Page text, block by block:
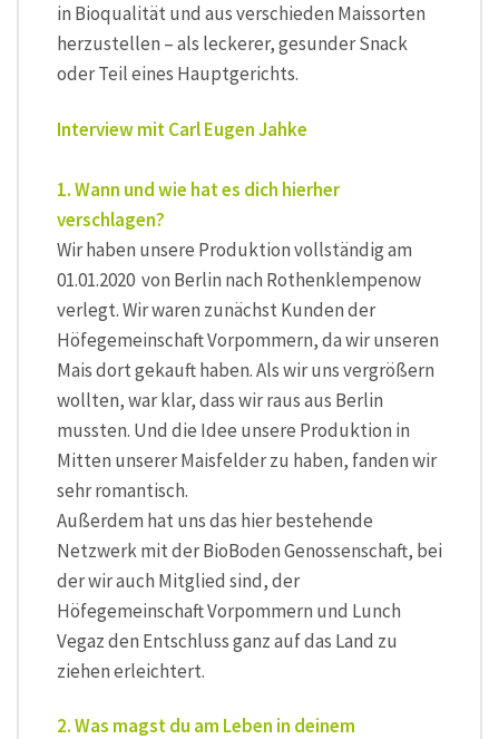
in Bioqualität und aus verschieden Maissorten
herzustellen – als leckerer, gesunder Snack
oder Teil eines Hauptgerichts.
Interview mit Carl Eugen Jahke
1. Wann und wie hat es dich hierher
verschlagen?
Wir haben unsere Produktion vollständig am
01.01.2020 von Berlin nach Rothenklempenow
verlegt. Wir waren zunächst Kunden der
Höfegemeinschaft Vorpommern, da wir unseren
Mais dort gekauft haben. Als wir uns vergrößern
wollten, war klar, dass wir raus aus Berlin
mussten. Und die Idee unsere Produktion in
Mitten unserer Maisfelder zu haben, fanden wir
sehr romantisch.
Außerdem hat uns das hier bestehende
Netzwerk mit der BioBoden Genossenschaft, bei
der wir auch Mitglied sind, der
Höfegemeinschaft Vorpommern und Lunch
Vegaz den Entschluss ganz auf das Land zu
ziehen erleichtert.
2. Was magst du am Leben in deinem